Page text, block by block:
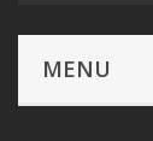
MENU